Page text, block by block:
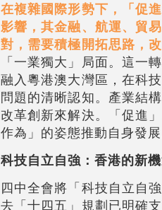
在複雜國際形勢下，「促
影響，其金融、航運、貿
對，需要積極開拓思路，
「一業獨大」局面。這一
融入粵港澳大灣區，在科
問題的清晰認知。產業結
改革創新來解決。「促進
作為」的姿態推動自身發展
科技自立自強：香港的新
四中全會將「科技自立自
去「十四五」規劃已明確